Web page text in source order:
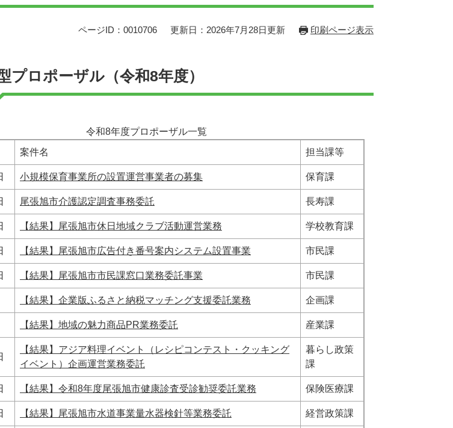
ページID：0010706 更新日：2026年7月28日更新 印刷ページ表示
プロポーザル（令和8年度）
令和8年度プロポーザル一覧
案件名 担当課等
小規模保育事業所の設置運営事業者の募集 保育課
尾張旭市介護認定調査事務委託 長寿課
【結果】尾張旭市休日地域クラブ活動運営業務 学校教育課
【結果】尾張旭市広告付き番号案内システム設置事業 市民課
【結果】尾張旭市市民課窓口業務委託事業 市民課
【結果】企業版ふるさと納税マッチング支援委託業務 企画課
【結果】地域の魅力商品PR業務委託 産業課
【結果】アジア料理イベント（レシピコンテスト・クッキング
イベント）企画運営業務委託
暮らし政策
課
【結果】令和8年度尾張旭市健康診査受診勧奨委託業務 保険医療課
【結果】尾張旭市水道事業量水器検針等業務委託 経営政策課